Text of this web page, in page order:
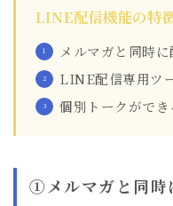
LINE配信機能の特
メルマガと同時
LINE配信専用ツ
個別トークができ
①メルマガと同時